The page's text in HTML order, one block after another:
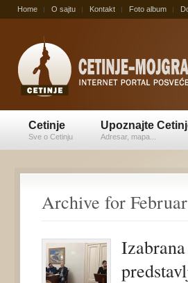
Home O sajtu Kontakt Foto album
Cetinje
Sve o Cetinju
Upoznajte
Adresar, mapa...
Archive for